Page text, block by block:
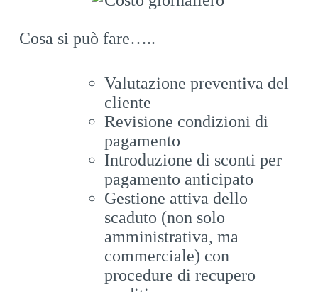
Cosa si può fare…..
Valutazione preventiva del
cliente
Revisione condizioni di
pagamento
Introduzione di sconti per
pagamento anticipato
Gestione attiva dello
scaduto (non solo
amministrativa, ma
commerciale) con
procedure di recupero